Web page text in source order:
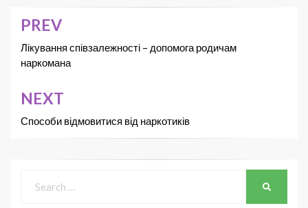
PREV
Лікування співзалежності – допомога родичам
наркомана
NEXT
Способи відмовитися від наркотиків